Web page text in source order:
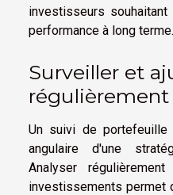
investisseurs
performance à long terme.
Surveiller et
régulièrement
Un suivi de
angulaire d'une
Analyser
investissements permet